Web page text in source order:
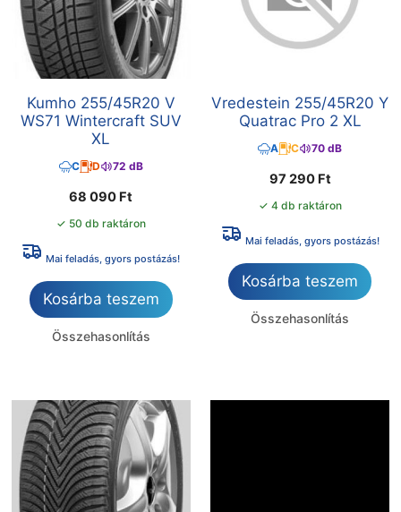
Kumho 255/45R20 V
WS71 Wintercraft SUV
XL
C D 72 dB
68 090 Ft
✓ 50 db raktáron
Mai feladás, gyors postázás!
Kosárba teszem
Összehasonlítás
Vredestein 255/45R20 Y
Quatrac Pro 2 XL
A C 70 dB
97 290 Ft
✓ 4 db raktáron
Mai feladás, gyors postázás!
Kosárba teszem
Összehasonlítás